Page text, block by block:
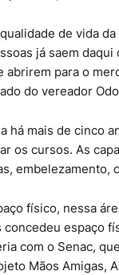
de vida
já saem
abrirem para o
do vereador
há mais de cinco
os cursos. As
físico, nessa
espaço
com o Senac,
Mãos Amigas,